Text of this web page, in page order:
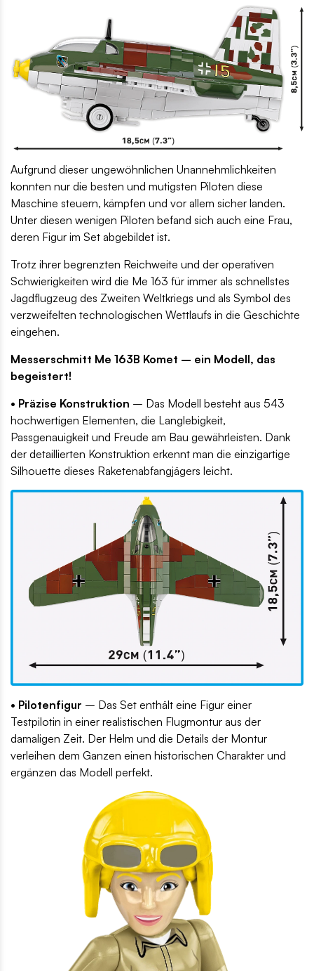
Aufgrund dieser ungewöhnlichen Unannehmlichkeiten
konnten nur die besten und mutigsten Piloten diese
Maschine steuern, kämpfen und vor allem sicher landen.
Unter diesen wenigen Piloten befand sich auch eine Frau,
deren Figur im Set abgebildet ist.
Trotz ihrer begrenzten Reichweite und der operativen
Schwierigkeiten wird die Me 163 für immer als schnellstes
Jagdflugzeug des Zweiten Weltkriegs und als Symbol des
verzweifelten technologischen Wettlaufs in die Geschichte
eingehen.
Messerschmitt Me 163B Komet – ein Modell, das
begeistert!
• Präzise Konstruktion – Das Modell besteht aus 543
hochwertigen Elementen, die Langlebigkeit,
Passgenauigkeit und Freude am Bau gewährleisten. Dank
der detaillierten Konstruktion erkennt man die einzigartige
Silhouette dieses Raketenabfangjägers leicht.
• Pilotenfigur – Das Set enthält eine Figur einer
Testpilotin in einer realistischen Flugmontur aus der
damaligen Zeit. Der Helm und die Details der Montur
verleihen dem Ganzen einen historischen Charakter und
ergänzen das Modell perfekt.